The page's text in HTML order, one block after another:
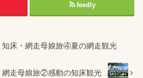
feedly
知床・網走母娘旅④夏の網走観光
網走母娘旅②感動の知床観光